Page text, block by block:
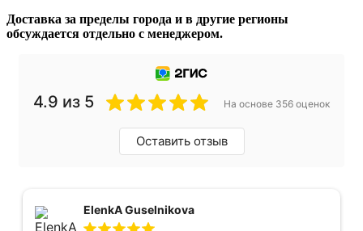
Доставка за пределы города и в другие регионы
обсуждается отдельно с менеджером.
4.9 из 5 На основе 356 оценок
Оставить отзыв
ElenkA Guselnikova